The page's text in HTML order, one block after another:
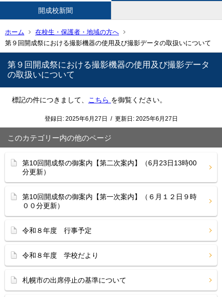
開成校新聞
ホーム
在校生・保護者・地域の方へ
第９回開成祭における撮影機器の使用及び撮影データの取扱いについて
第９回開成祭における撮影機器の使用及び撮影データ
の取扱いについて
標記の件につきまして、 こちら を御覧ください。
登録日: 2025年6月27日 / 更新日: 2025年6月27日
このカテゴリー内の他のページ
第10回開成祭の御案内【第二次案内】（6月23日13時00
分更新）
第10回開成祭の御案内【第一次案内】（６月１２日９時
００分更新）
令和８年度 行事予定
令和８年度 学校だより
札幌市の出席停止の基準について